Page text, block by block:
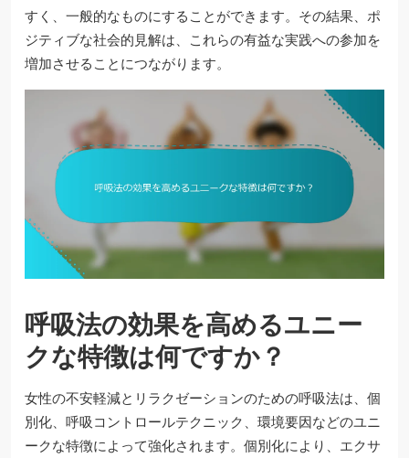
すく、一般的なものにすることができます。その結果、ポ
ジティブな社会的見解は、これらの有益な実践への参加を
増加させることにつながります。
呼吸法の効果を高めるユニー
クな特徴は何ですか？
女性の不安軽減とリラクゼーションのための呼吸法は、個
別化、呼吸コントロールテクニック、環境要因などのユニ
ークな特徴によって強化されます。個別化により、エクサ